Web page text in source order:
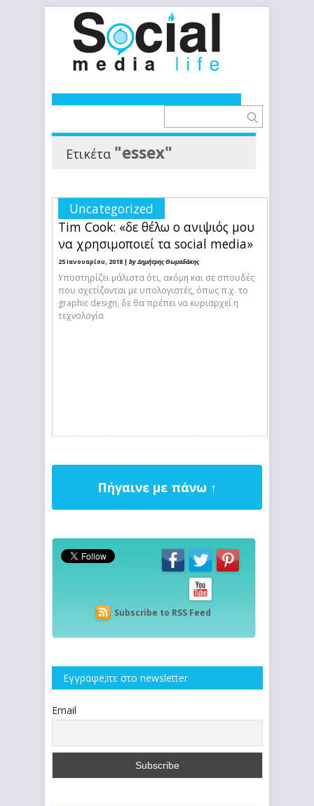
Ετικέτα "essex"
Uncategorized
Tim Cook: «δε θέλω ο ανιψιός μου
να χρησιμοποιεί τα social media»
25 Ιανουαρίου, 2018 | by Δημήτρης Θωμαδάκης
Υποστηρίζει μάλιστα ότι, ακόμη και σε σπουδές
που σχετίζονται με υπολογιστές, όπως π.χ. το
graphic design, δε θα πρέπει να κυριαρχεί η
τεχνολογία
Πήγαινε με πάνω ↑
Subscribe to RSS Feed
Εγγραφe;iτε στο newsletter
Email